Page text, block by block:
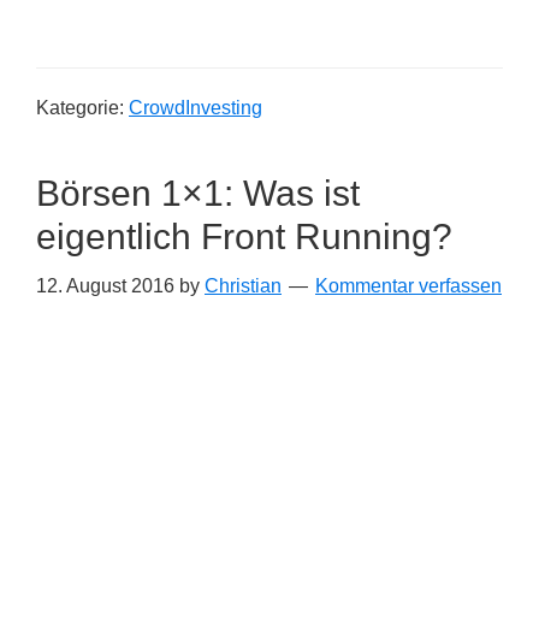
Erfahrung
Kategorie: CrowdInvesting
Börsen 1×1: Was ist
eigentlich Front Running?
12. August 2016 by Christian Kommentar verfassen